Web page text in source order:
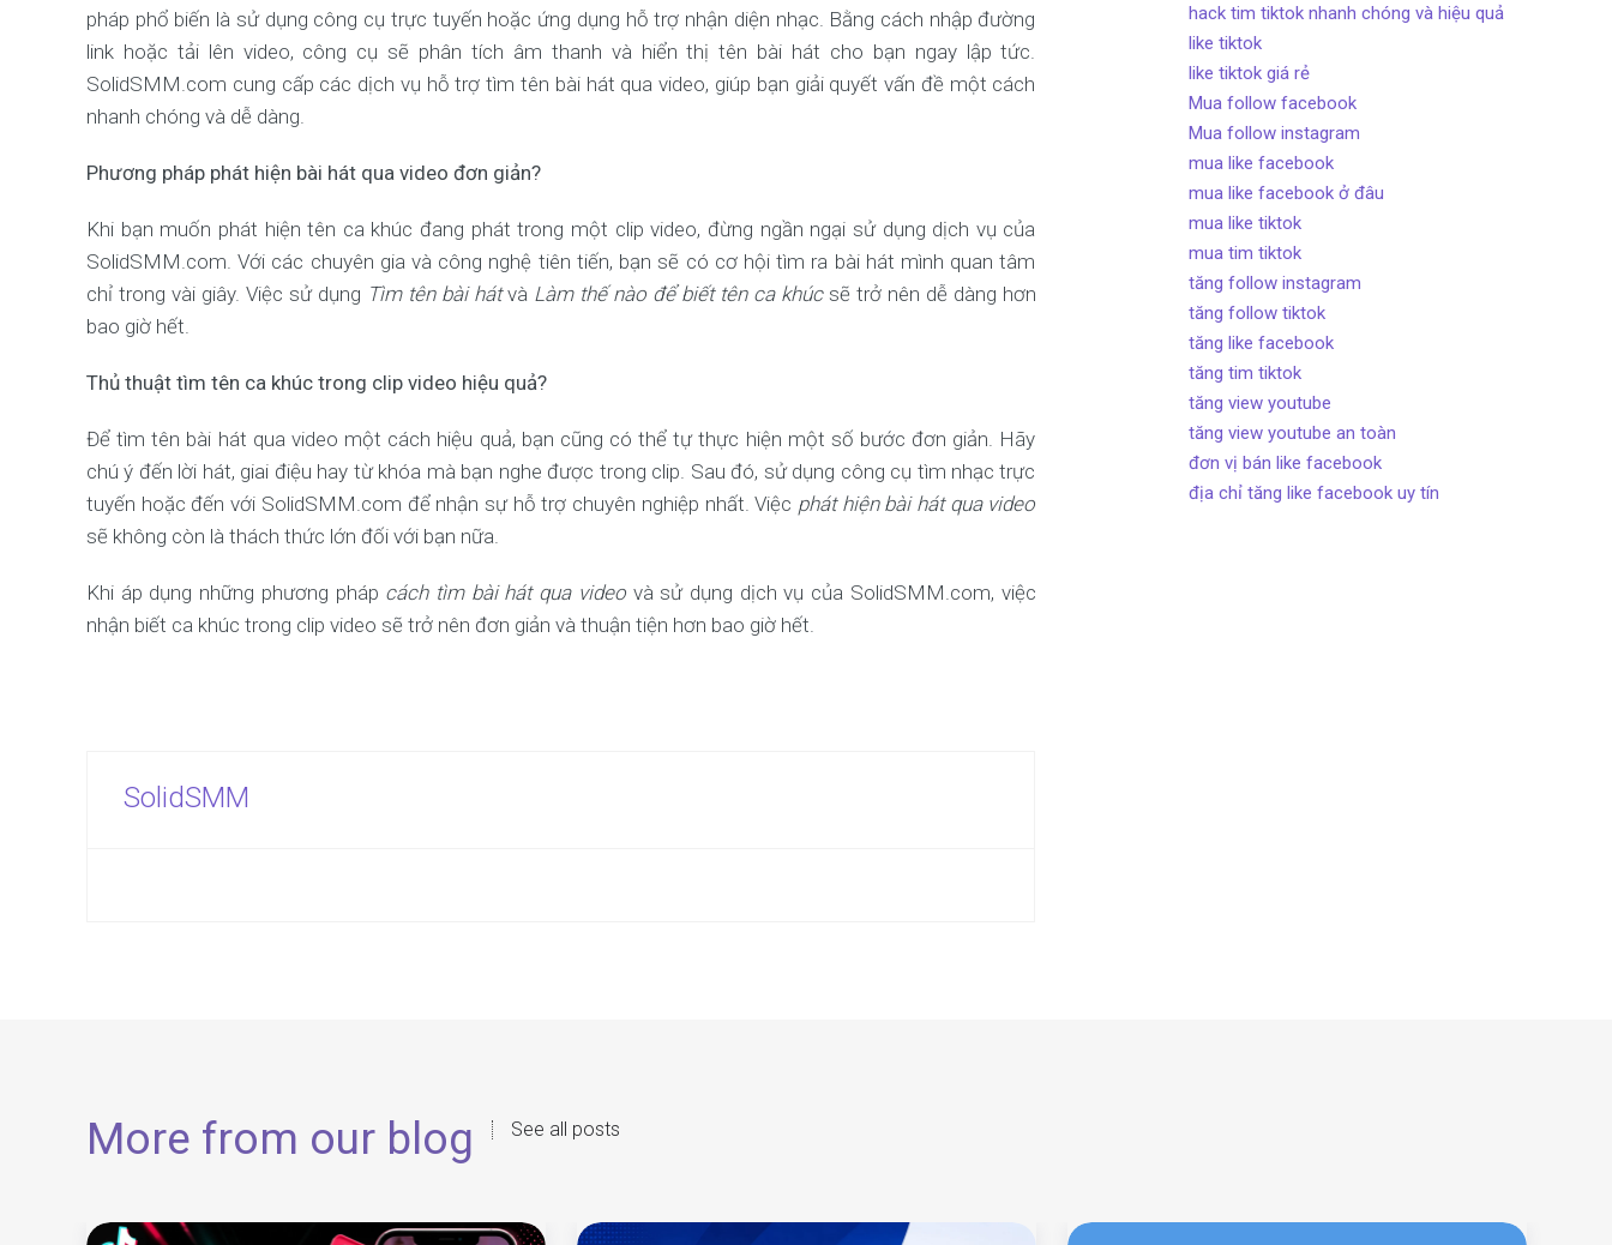
pháp phổ biến là sử dụng công cụ trực tuyến hoặc ứng dụng hỗ trợ nhận diện nhạc. Bằng cách nhập đường
link hoặc tải lên video, công cụ sẽ phân tích âm thanh và hiển thị tên bài hát cho bạn ngay lập tức.
SolidSMM.com cung cấp các dịch vụ hỗ trợ tìm tên bài hát qua video, giúp bạn giải quyết vấn đề một cách
nhanh chóng và dễ dàng.
Phương pháp phát hiện bài hát qua video đơn giản?
Khi bạn muốn phát hiện tên ca khúc đang phát trong một clip video, đừng ngần ngại sử dụng dịch vụ của
SolidSMM.com. Với các chuyên gia và công nghệ tiên tiến, bạn sẽ có cơ hội tìm ra bài hát mình quan tâm
chỉ trong vài giây. Việc sử dụng Tìm tên bài hátvà Làm thế nào để biết tên ca khúcsẽ trở nên dễ dàng hơn
bao giờ hết.
Thủ thuật tìm tên ca khúc trong clip video hiệu quả?
Để tìm tên bài hát qua video một cách hiệu quả, bạn cũng có thể tự thực hiện một số bước đơn giản. Hãy
chú ý đến lời hát, giai điệu hay từ khóa mà bạn nghe được trong clip. Sau đó, sử dụng công cụ tìm nhạc trực
tuyến hoặc đến với SolidSMM.com để nhận sự hỗ trợ chuyên nghiệp nhất. Việc phát hiện bài hát qua video
sẽ không còn là thách thức lớn đối với bạn nữa.
Khi áp dụng những phương pháp cách tìm bài hát qua videovà sử dụng dịch vụ của SolidSMM.com, việc
nhận biết ca khúc trong clip video sẽ trở nên đơn giản và thuận tiện hơn bao giờ hết.
SolidSMM
hack tim tiktok nhanh chóng và hiệu quả
like tiktok
like tiktok giá rẻ
Mua follow facebook
Mua follow instagram
mua like facebook
mua like facebook ở đâu
mua like tiktok
mua tim tiktok
tăng follow instagram
tăng follow tiktok
tăng like facebook
tăng tim tiktok
tăng view youtube
tăng view youtube an toàn
đơn vị bán like facebook
địa chỉ tăng like facebook uy tín
More from our blog See all posts